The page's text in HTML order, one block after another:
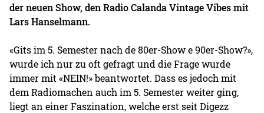
der neuen Show, den Radio Calanda Vintage Vibes mit
Lars Hanselmann.
«Gits im 5. Semester nach de 80er-Show e 90er-Show?»,
wurde ich nur zu oft gefragt und die Frage wurde
immer mit «NEIN!» beantwortet. Dass es jedoch mit
dem Radiomachen auch im 5. Semester weiter ging,
liegt an einer Faszination, welche erst seit Digezz